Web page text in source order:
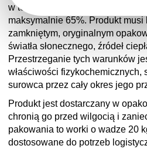
w temperaturze
maksymalnie 65%. Produkt
zamkniętym, oryginalnym
światła słonecznego, źródeł
Przestrzeganie tych warunków
właściwości
surowca przez cały okres jego
Produkt jest dostarczany w
chronią go przed wilgocią i
pakowania to worki o wadze 20
dostosowane do potrzeb